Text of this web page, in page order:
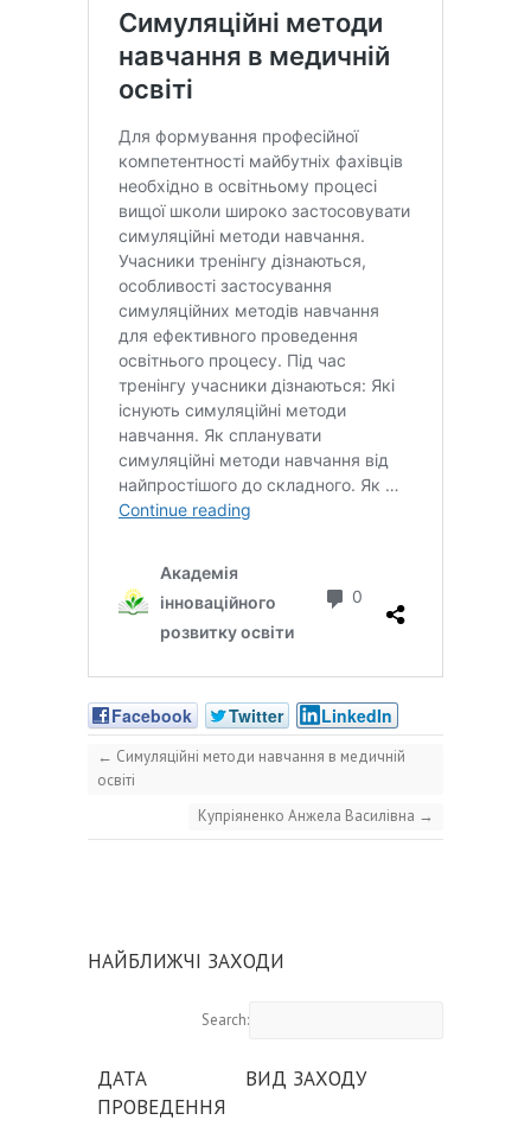
Facebook Twitter LinkedIn
← Симуляційні методи навчання в медичній
освіті
Купріяненко Анжела Василівна →
НАЙБЛИЖЧІ ЗАХОДИ
Search:
ДАТА
ПРОВЕДЕННЯ
ВИД ЗАХОДУ